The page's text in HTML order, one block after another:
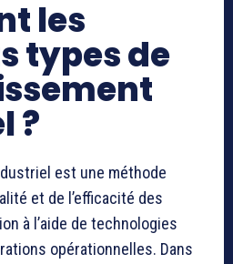
les
types de
?
est une méthode
et de l’efficacité des
à l’aide de technologies
opérationnelles. Dans